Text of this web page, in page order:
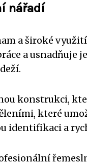
nářadí
a široké
a usnadňuje
konstrukci,
které
identifikaci a